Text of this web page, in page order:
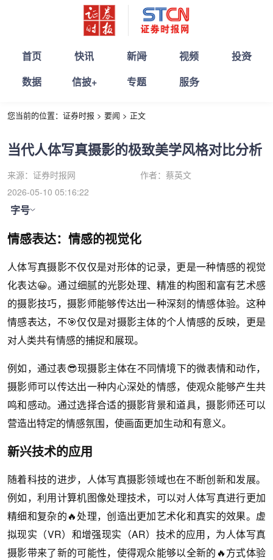
首页 快讯 新闻 视频
投资
数据
信披+ 专题 服务
您当前的位置： 证券时报 > 要闻 > 正文
当代人体写真摄影的极致美学风格对比分析
来源： 证券时报网 作者： 蔡英文
2026-05-10 05:16:22
字号
情感表达：情感的视觉化
人体写真摄影不仅仅是对形体的记录，更是一种情感的视觉
化表达😀。通过细腻的光影处理、精准的构图和富有艺术感
的摄影技巧，摄影师能够传达出一种深刻的情感体验。这种
情感表达，不🎯仅仅是对摄影主体的个人情感的反映，更是
对人类共有情感的捕捉和展现。
例如，通过表😎现摄影主体在不同情境下的微表情和动作，
摄影师可以传达出一种内心深处的情感，使观众能够产生共
鸣和感动。通过选择合适的摄影背景和道具，摄影师还可以
营造出特定的情感氛围，使画面更加生动和有意义。
新兴技术的应用
随着科技的进步，人体写真摄影领域也在不断创新和发展。
例如，利用计算机图像处理技术，可以对人体写真进行更加
精细和复杂的🔥处理，创造出更加艺术化和真实的效果。虚
拟现实（VR）和增强现实（AR）技术的应用，为人体写真
摄影带来了新的可能性，使得观众能够以全新的🔥方式体验